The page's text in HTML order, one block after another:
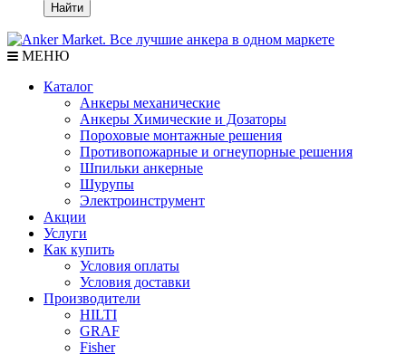
Найти
МЕНЮ
Каталог
Анкеры механические
Анкеры Химические и Дозаторы
Пороховые монтажные решения
Противопожарные и огнеупорные решения
Шпильки анкерные
Шурупы
Электроинструмент
Акции
Услуги
Как купить
Условия оплаты
Условия доставки
Производители
HILTI
GRAF
Fisher